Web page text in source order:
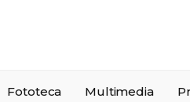
Fototeca Multimedia